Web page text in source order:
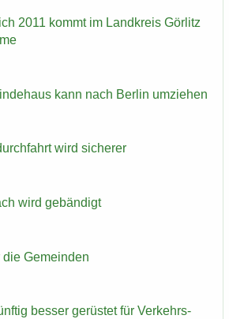
2011 kommt im Land­kreis Gör­litz
kann nach Ber­lin um­zie­hen
wird si­che­rer
wird ge­bän­digt
die Ge­mein­den
bes­ser ge­rüs­tet für Ver­kehrs­